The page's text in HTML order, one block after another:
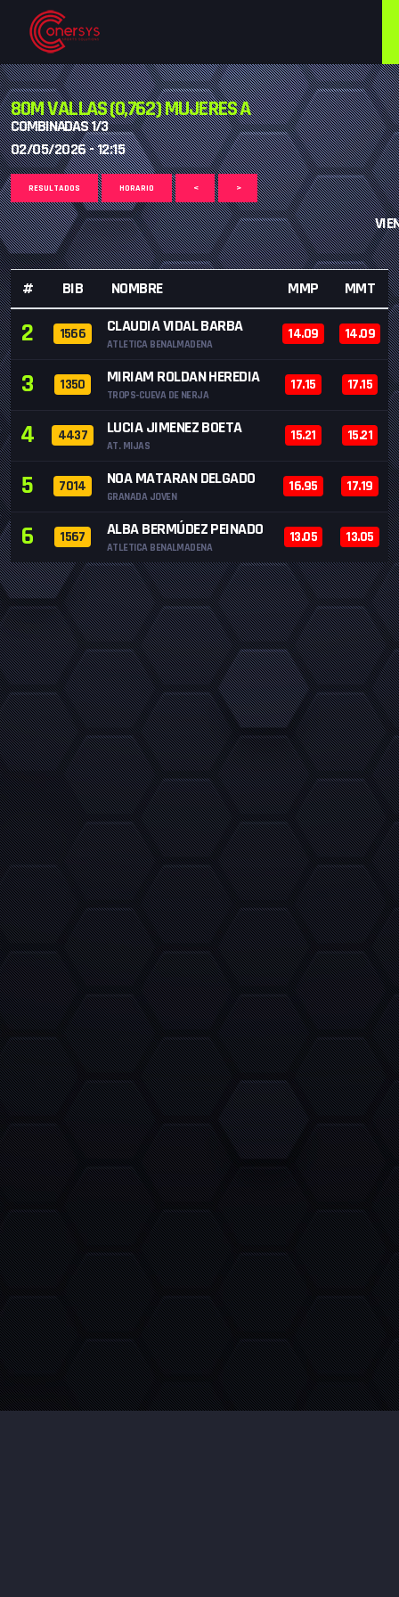
80M VALLAS (0,762) MUJERES A
COMBINADAS 1/3
02/05/2026 - 12:15
RESULTADOS HORARIO < >
# BIB NOMBRE MMP MMT
2 1566 CLAUDIA VIDAL BARBA
ATLETICA BENALMADENA
14.09 14.09
3 1350 MIRIAM ROLDAN HEREDIA
TROPS-CUEVA DE NERJA
17.15 17.15
4 4437 LUCIA JIMENEZ BOETA
AT. MIJAS
15.21 15.21
5 7014 NOA MATARAN DELGADO
GRANADA JOVEN
16.95 17.19
6 1567 ALBA BERMÚDEZ PEINADO
ATLETICA BENALMADENA
13.05 13.05